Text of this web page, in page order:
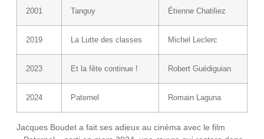
2001 Tanguy Étienne Chatiliez
2019 La Lutte des classes Michel Leclerc
2023 Et la fête continue ! Robert Guédiguian
2024 Paternel Romain Laguna
Jacques Boudet a fait ses adieux au cinéma avec le film